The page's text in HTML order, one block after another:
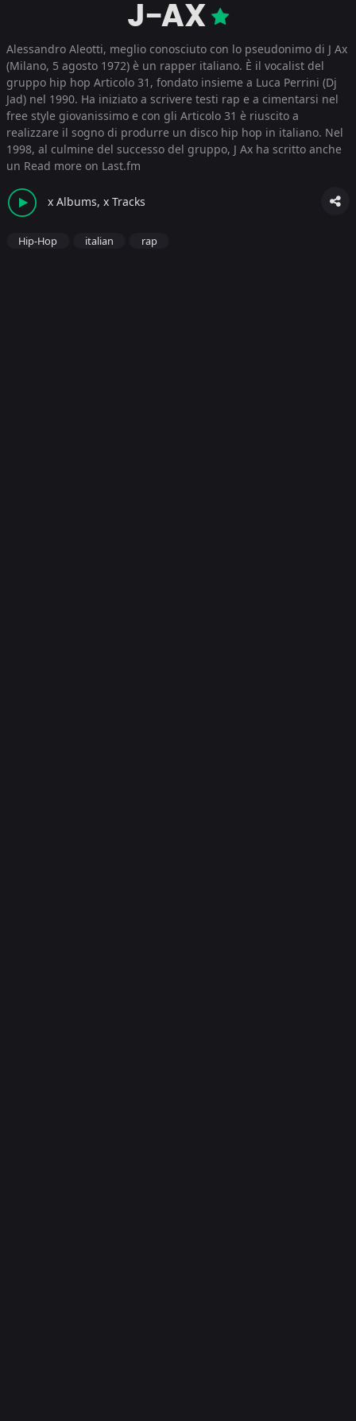
J-AX
Alessandro Aleotti, meglio conosciuto con lo pseudonimo di J Ax
(Milano, 5 agosto 1972) è un rapper italiano. È il vocalist del
gruppo hip hop Articolo 31, fondato insieme a Luca Perrini (Dj
Jad) nel 1990. Ha iniziato a scrivere testi rap e a cimentarsi nel
free style giovanissimo e con gli Articolo 31 è riuscito a
realizzare il sogno di produrre un disco hip hop in italiano. Nel
1998, al culmine del successo del gruppo, J Ax ha scritto anche
un Read more on Last.fm
x Albums, x Tracks
Hip-Hop italian rap